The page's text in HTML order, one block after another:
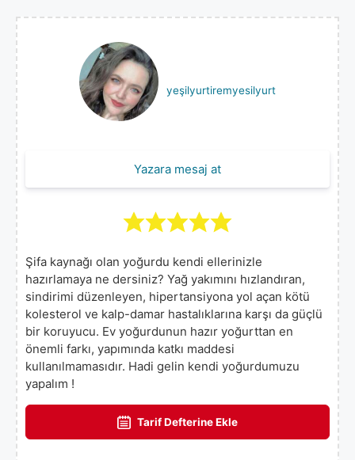
yeşilyurtiremyesilyurt
Yazara mesaj at
Şifa kaynağı olan yoğurdu kendi ellerinizle
hazırlamaya ne dersiniz? Yağ yakımını hızlandıran,
sindirimi düzenleyen, hipertansiyona yol açan kötü
kolesterol ve kalp-damar hastalıklarına karşı da güçlü
bir koruyucu. Ev yoğurdunun hazır yoğurttan en
önemli farkı, yapımında katkı maddesi
kullanılmamasıdır. Hadi gelin kendi yoğurdumuzu
yapalım !
Tarif Defterine Ekle